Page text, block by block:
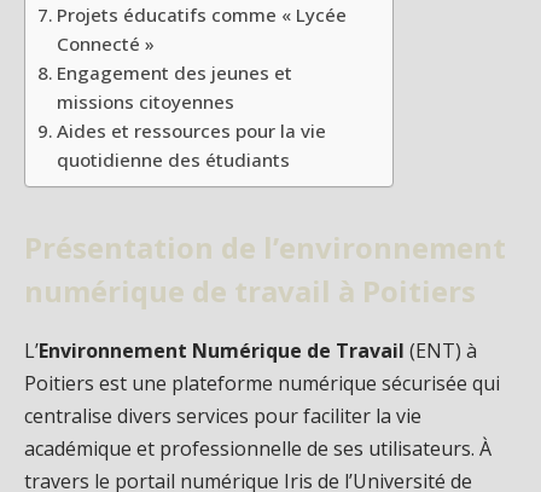
Projets éducatifs comme « Lycée
Connecté »
Engagement des jeunes et
missions citoyennes
Aides et ressources pour la vie
quotidienne des étudiants
Présentation de l’environnement
numérique de travail à Poitiers
L’Environnement Numérique de Travail (ENT) à
Poitiers est une plateforme numérique sécurisée qui
centralise divers services pour faciliter la vie
académique et professionnelle de ses utilisateurs. À
travers le portail numérique Iris de l’Université de